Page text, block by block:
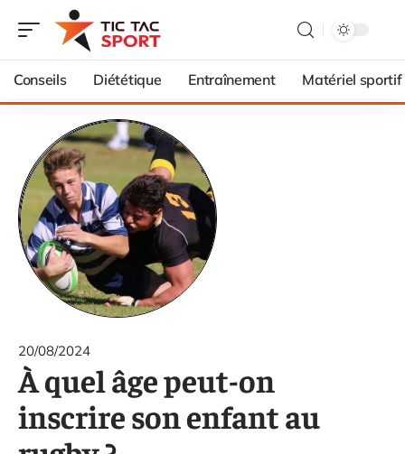
Conseils Diététique Entraînement Matériel sportif
20/08/2024
À quel âge peut-on
inscrire son enfant au